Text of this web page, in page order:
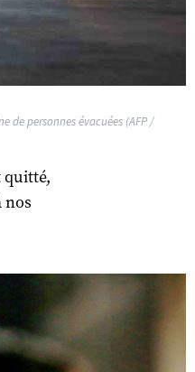
de personnes évacuées (AFP /
quitté,
nos